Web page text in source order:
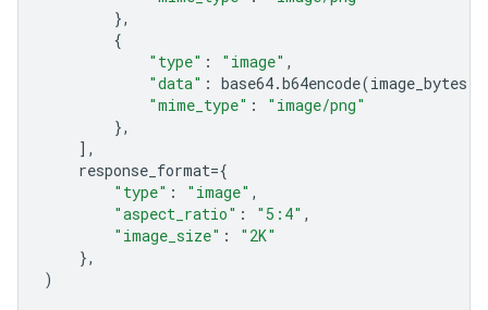
},
{
"type" : "image" ,
"data" : base64.b64encode(image_bytes
"mime_type" :
"image/png"
},
],
response_format={
"type" : "image" ,
"aspect_ratio" : "5:4" ,
"image_size" :
"2K"
},
)